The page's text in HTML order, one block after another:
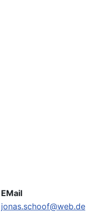
EMail
jonas.schoof@web.de